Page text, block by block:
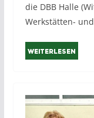
die DBB Halle
Werkstätten-
Weiterlesen